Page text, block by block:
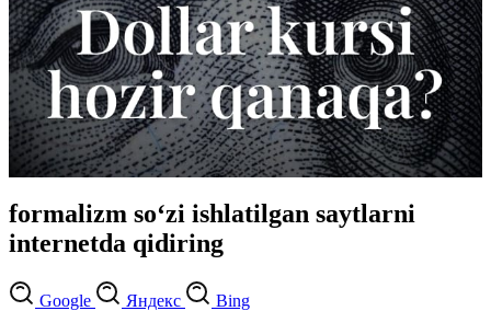
formalizm so‘zi ishlatilgan saytlarni
internetda qidiring
Google Яндекс Bing